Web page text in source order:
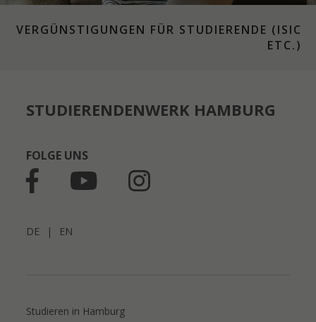
VERGÜNSTIGUNGEN FÜR STUDIERENDE (ISIC
ETC.)
STUDIERENDENWERK HAMBURG
FOLGE UNS
DE | EN
Studieren in Hamburg